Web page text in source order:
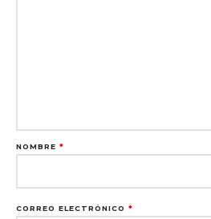
NOMBRE *
CORREO ELECTRÓNICO *